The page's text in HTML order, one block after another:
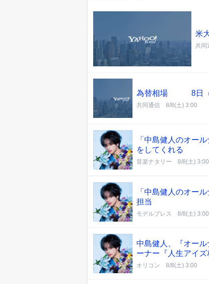
米
共同
為替相場 8日（
共同通信 8/8(土) 3:00
「中島健人のオー
をしてくれる
音楽ナタリー 8/8(土) 3:00
「中島健人のオー
担当
モデルプレス 8/8(土) 3:00
中島健人、『オー
ーナー『人生アイ
オリコン 8/8(土) 3:00